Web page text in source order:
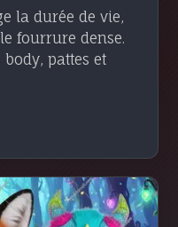
la durée de vie,
fourrure dense.
body, pattes et